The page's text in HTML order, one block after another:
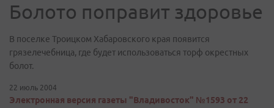
Болото поправит здоровье
В поселке Троицком Хабаровского края появится
грязелечебница, где будет использоваться торф окрестных
болот.
22 июль 2004
Электронная версия газеты "Владивосток" №1593 от 22